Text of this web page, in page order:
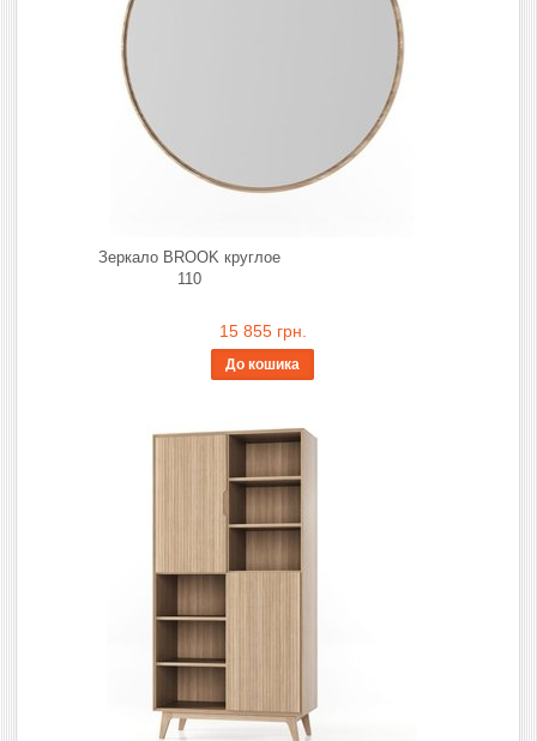
Зеркало BROOK круглое
110
15 855 грн.
До кошика